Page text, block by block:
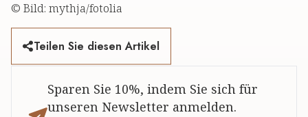
© Bild: mythja/fotolia
Teilen Sie diesen Artikel
Sparen Sie 10%, indem Sie sich für
unseren Newsletter anmelden.